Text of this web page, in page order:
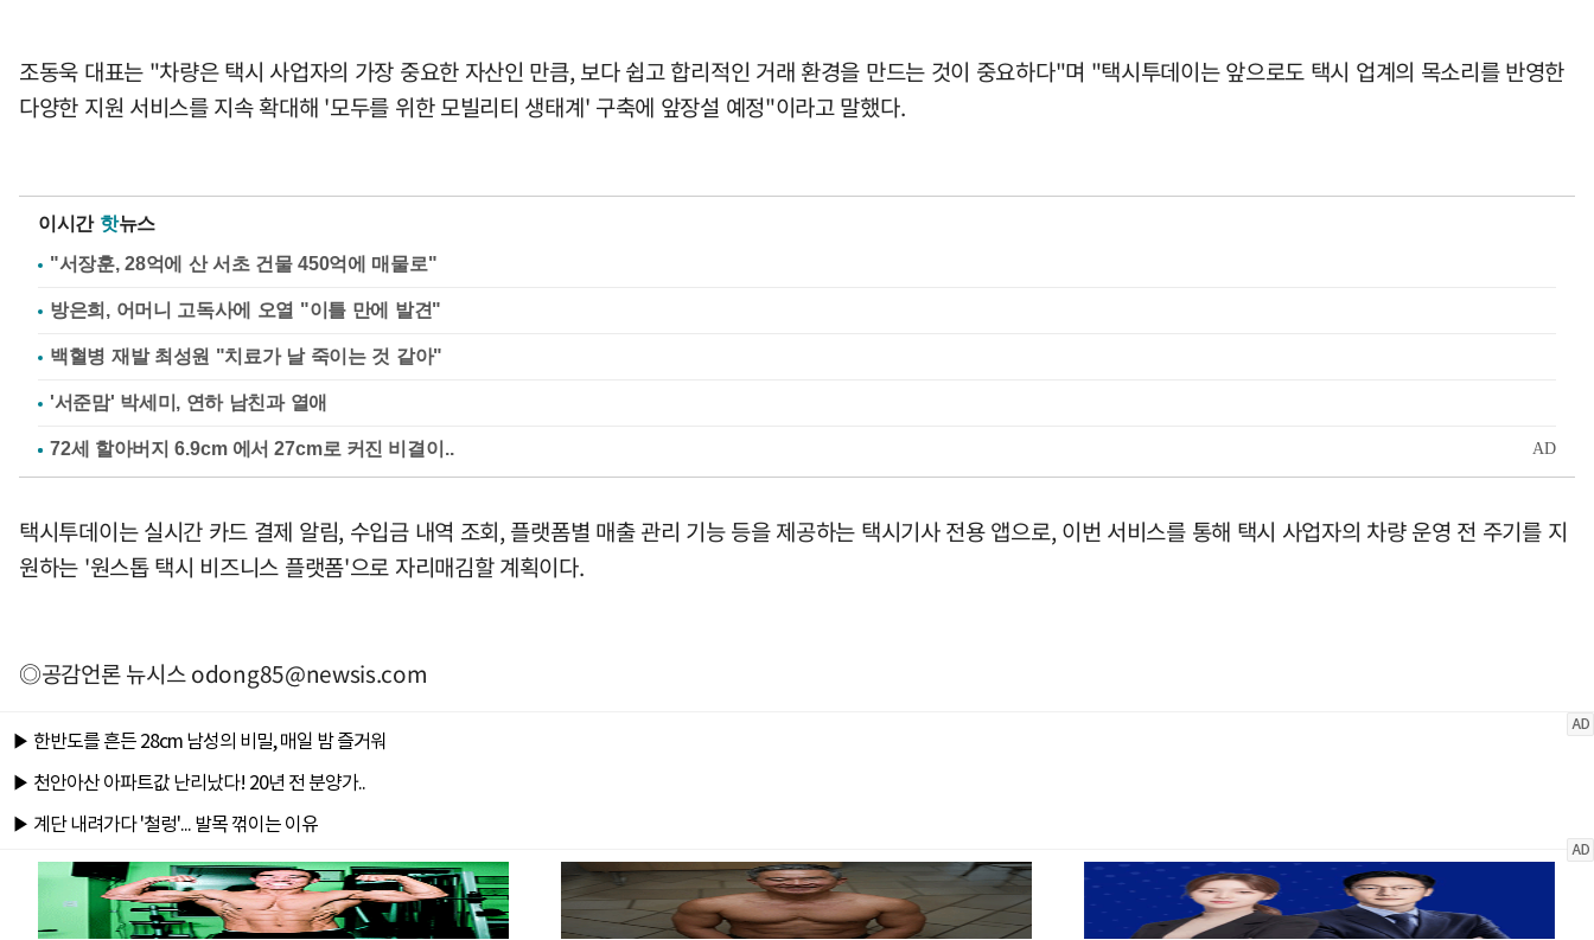
조동욱 대표는 "차량은 택시 사업자의 가장 중요한 자산인 만큼, 보다 쉽고 합리적인 거래 환경을 만드는 것이 중요하다"며 "택시투데이는 앞으로도 택시 업계의 목소리를 반영한
다양한 지원 서비스를 지속 확대해 '모두를 위한 모빌리티 생태계' 구축에 앞장설 예정"이라고 말했다.
이시간 핫뉴스
"서장훈, 28억에 산 서초 건물 450억에 매물로"
방은희, 어머니 고독사에 오열 "이틀 만에 발견"
백혈병 재발 최성원 "치료가 날 죽이는 것 같아"
'서준맘' 박세미, 연하 남친과 열애
택시투데이는 실시간 카드 결제 알림, 수입금 내역 조회, 플랫폼별 매출 관리 기능 등을 제공하는 택시기사 전용 앱으로, 이번 서비스를 통해 택시 사업자의 차량 운영 전 주기를 지
원하는 '원스톱 택시 비즈니스 플랫폼'으로 자리매김할 계획이다.
◎공감언론 뉴시스odong85@newsis.com